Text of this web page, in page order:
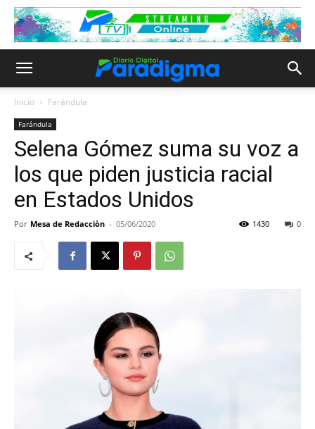
Inicio Farándula
Farándula
Selena Gómez suma su voz a
los que piden justicia racial
en Estados Unidos
Por Mesa de Redacciòn - 05/06/2020 0
1430